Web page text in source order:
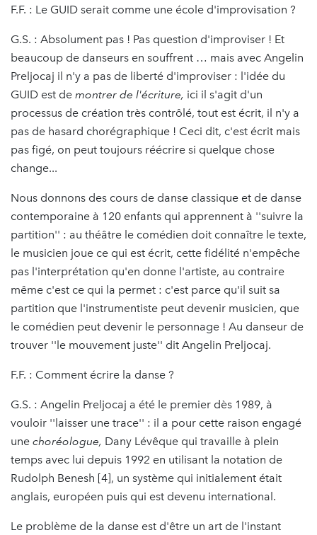
F.F. : Le GUID serait comme une école d'improvisation ?
G.S. : Absolument pas ! Pas question d'improviser ! Et
beaucoup de danseurs en souffrent … mais avec Angelin
Preljocaj il n'y a pas de liberté d'improviser : l'idée du
GUID est de montrer de l'écriture, ici il s'agit d'un
processus de création très contrôlé, tout est écrit, il n'y a
pas de hasard chorégraphique ! Ceci dit, c'est écrit mais
pas figé, on peut toujours réécrire si quelque chose
change...
Nous donnons des cours de danse classique et de danse
contemporaine à 120 enfants qui apprennent à ''suivre la
partition'' : au théâtre le comédien doit connaître le texte,
le musicien joue ce qui est écrit, cette fidélité n'empêche
pas l'interprétation qu'en donne l'artiste, au contraire
même c'est ce qui la permet : c'est parce qu'il suit sa
partition que l'instrumentiste peut devenir musicien, que
le comédien peut devenir le personnage ! Au danseur de
trouver ''le mouvement juste'' dit Angelin Preljocaj.
F.F. : Comment écrire la danse ?
G.S. : Angelin Preljocaj a été le premier dès 1989, à
vouloir ''laisser une trace'' : il a pour cette raison engagé
une choréologue, Dany Lévêque qui travaille à plein
temps avec lui depuis 1992 en utilisant la notation de
Rudolph Benesh [4], un système qui initialement était
anglais, européen puis qui est devenu international.
Le problème de la danse est d'être un art de l'instant